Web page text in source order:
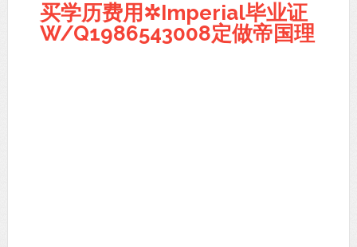
买学历费用✲Imperial毕业证
W/Q1986543008定做帝国理